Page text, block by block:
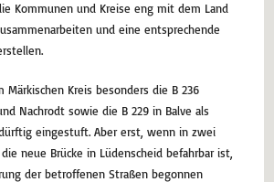
Kommunen und Kreise eng mit dem Land
und eine entsprechende
Märkischen Kreis besonders die B 236
Nachrodt sowie die B 229 in Balve als
eingestuft. Aber erst, wenn in zwei
neue Brücke in Lüdenscheid befahrbar ist,
der betroffenen Straßen begonnen